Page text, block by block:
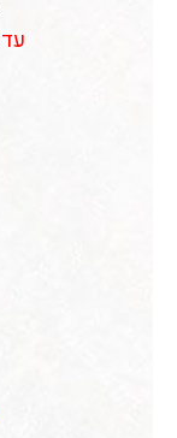
עד 12 תשלומים ללא ריבית